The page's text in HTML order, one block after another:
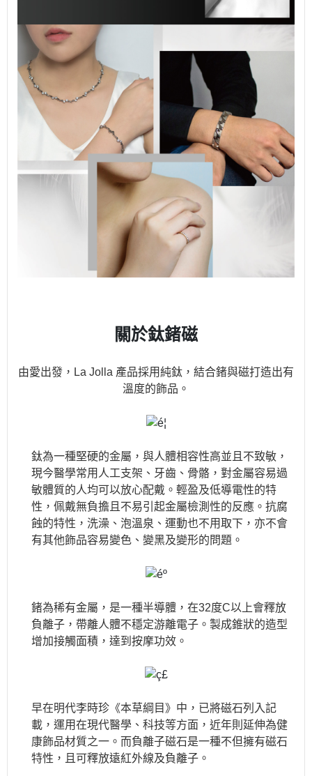
關於鈦鍺磁
由愛出發，La Jolla 產品採用純鈦，結合鍺與磁打造出有
溫度的飾品。
鈦為一種堅硬的金屬，與人體相容性高並且不致敏，
現今醫學常用人工支架、牙齒、骨骼，對金屬容易過
敏體質的人均可以放心配戴。輕盈及低導電性的特
性，佩戴無負擔且不易引起金屬檢測性的反應。抗腐
蝕的特性，洗澡、泡溫泉、運動也不用取下，亦不會
有其他飾品容易變色、變黑及變形的問題。
鍺為稀有金屬，是一種半導體，在32度C以上會釋放
負離子，帶離人體不穩定游離電子。製成錐狀的造型
增加接觸面積，達到按摩功效。
早在明代李時珍《本草綱目》中，已將磁石列入記
載，運用在現代醫學、科技等方面，近年則延伸為健
康飾品材質之一。而負離子磁石是一種不但擁有磁石
特性，且可釋放遠紅外線及負離子。